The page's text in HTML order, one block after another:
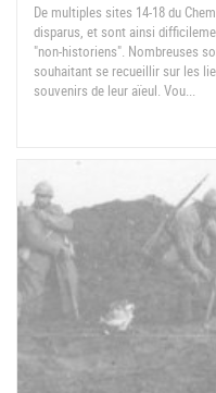
De multiples sites 14-18 du
disparus, et sont ainsi
"non-historiens". Nombreuses
souhaitant se recueillir sur les
souvenirs de leur aïeul. Vou...